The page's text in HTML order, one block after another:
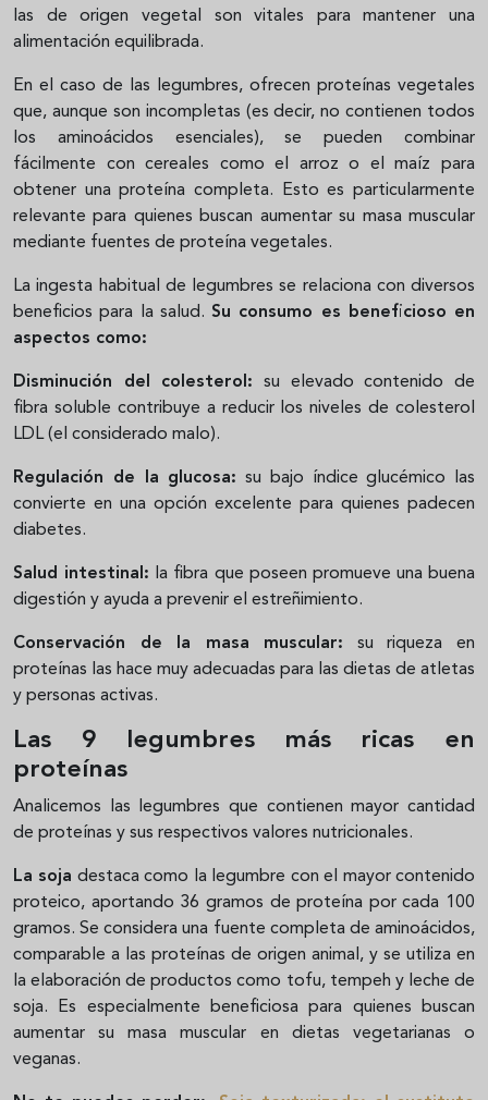
las de origen vegetal son vitales para mantener una
alimentación equilibrada.
En el caso de las legumbres, ofrecen proteínas vegetales
que, aunque son incompletas (es decir, no contienen todos
los aminoácidos esenciales), se pueden combinar
fácilmente con cereales como el arroz o el maíz para
obtener una proteína completa. Esto es particularmente
relevante para quienes buscan aumentar su masa muscular
mediante fuentes de proteína vegetales.
La ingesta habitual de legumbres se relaciona con diversos
beneficios para la salud. Su consumo es beneficioso en
aspectos como:
Disminución del colesterol: su elevado contenido de
fibra soluble contribuye a reducir los niveles de colesterol
LDL (el considerado malo).
Regulación de la glucosa: su bajo índice glucémico las
convierte en una opción excelente para quienes padecen
diabetes.
Salud intestinal: la fibra que poseen promueve una buena
digestión y ayuda a prevenir el estreñimiento.
Conservación de la masa muscular: su riqueza en
proteínas las hace muy adecuadas para las dietas de atletas
y personas activas.
Las 9 legumbres más ricas en
proteínas
Analicemos las legumbres que contienen mayor cantidad
de proteínas y sus respectivos valores nutricionales.
La soja destaca como la legumbre con el mayor contenido
proteico, aportando 36 gramos de proteína por cada 100
gramos. Se considera una fuente completa de aminoácidos,
comparable a las proteínas de origen animal, y se utiliza en
la elaboración de productos como tofu, tempeh y leche de
soja. Es especialmente beneficiosa para quienes buscan
aumentar su masa muscular en dietas vegetarianas o
veganas.